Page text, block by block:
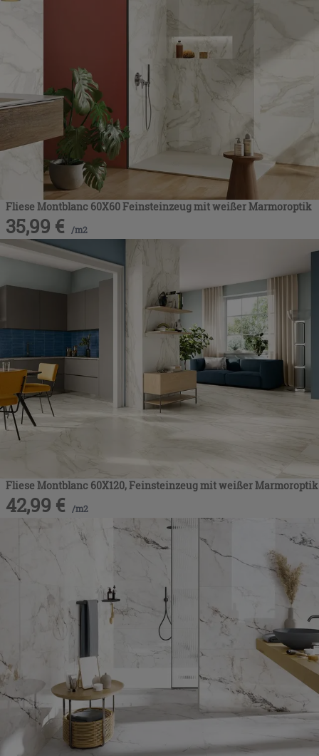
Fliese Montblanc 60X60 Feinsteinzeug mit weißer Marmoroptik
35,99 € /m2
Fliese Montblanc 60X120, Feinsteinzeug mit weißer Marmoroptik
42,99 € /m2